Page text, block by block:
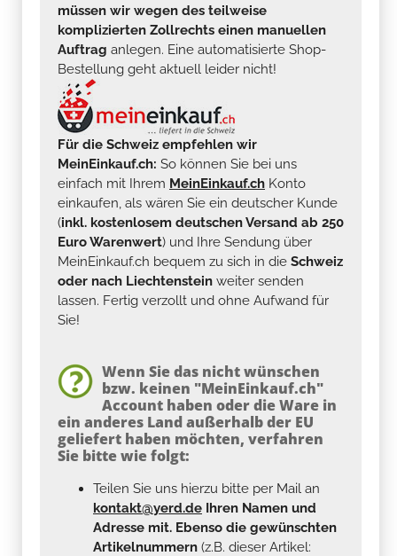
müssen wir wegen des teilweise
komplizierten Zollrechts einen manuellen
Auftrag anlegen. Eine automatisierte Shop-
Bestellung geht aktuell leider nicht!
Für die Schweiz empfehlen wir
MeinEinkauf.ch: So können Sie bei uns
einfach mit Ihrem MeinEinkauf.ch Konto
einkaufen, als wären Sie ein deutscher Kunde
(inkl. kostenlosem deutschen Versand ab 250
Euro Warenwert) und Ihre Sendung über
MeinEinkauf.ch bequem zu sich in die Schweiz
oder nach Liechtenstein weiter senden
lassen. Fertig verzollt und ohne Aufwand für
Sie!
Wenn Sie das nicht wünschen
bzw. keinen "MeinEinkauf.ch"
Account haben oder die Ware in
ein anderes Land außerhalb der EU
geliefert haben möchten, verfahren
Sie bitte wie folgt:
Teilen Sie uns hierzu bitte per Mail an
kontakt@yerd.de Ihren Namen und
Adresse mit. Ebenso die gewünschten
Artikelnummern (z.B. dieser Artikel: